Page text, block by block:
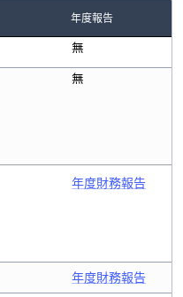
年度報告
無
無
年度財務報告
年度財務報告